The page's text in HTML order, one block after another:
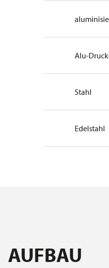
Alu-
Stahl
Edelstahl
AUFBAU